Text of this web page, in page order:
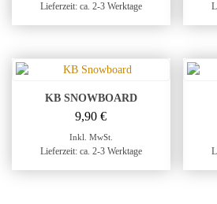
Lieferzeit: ca. 2-3 Werktage
KB SNOWBOARD
9,90€
Inkl. MwSt.
Lieferzeit: ca. 2-3 Werktage